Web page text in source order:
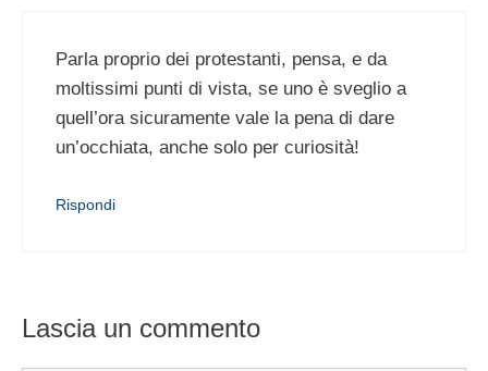
Parla proprio dei protestanti, pensa, e da
moltissimi punti di vista, se uno è sveglio a
quell’ora sicuramente vale la pena di dare
un’occhiata, anche solo per curiosità!
Rispondi
Lascia un commento